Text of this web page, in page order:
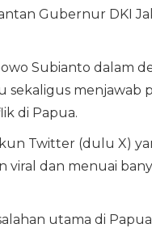
Gubernur DKI
Subianto dalam
sekaligus menjawab
di Papua.
Twitter (dulu X)
viral dan menuai
utama di